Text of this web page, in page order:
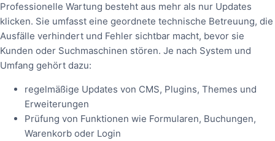
Professionelle Wartung besteht aus mehr als nur Updates
klicken. Sie umfasst eine geordnete technische Betreuung, die
Ausfälle verhindert und Fehler sichtbar macht, bevor sie
Kunden oder Suchmaschinen stören. Je nach System und
Umfang gehört dazu:
regelmäßige Updates von CMS, Plugins, Themes und
Erweiterungen
Prüfung von Funktionen wie Formularen, Buchungen,
Warenkorb oder Login